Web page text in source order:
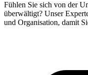
Fühlen Sie sich von der
überwältigt? Unser
und Organisation, damit